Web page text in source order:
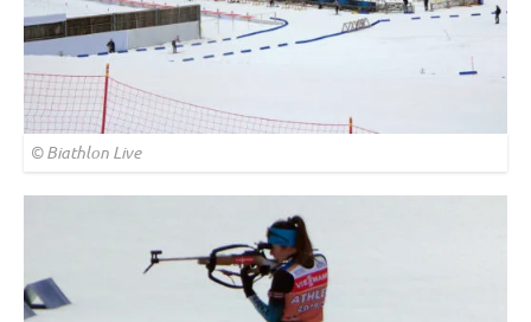
© Biathlon Live